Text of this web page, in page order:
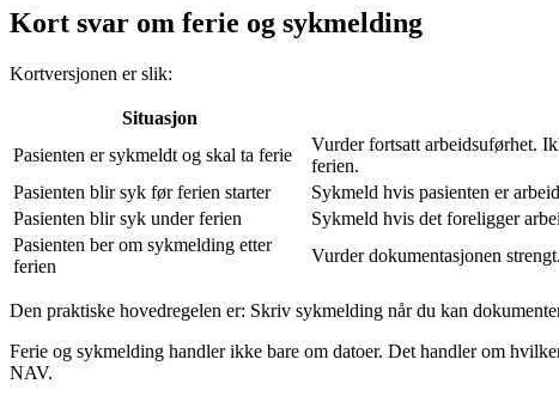
Kort svar om ferie og sykmelding
Kortversjonen er slik:
Situasjon
Pasienten er sykmeldt og skal ta ferie
Vurder fortsatt arbeidsuførhet.
ferien.
Pasienten blir syk før ferien starter
Sykmeld hvis pasienten er
Pasienten blir syk under ferien
Sykmeld hvis det foreligger
Pasienten ber om sykmelding etter
ferien
Vurder dokumentasjonen
Den praktiske hovedregelen er: Skriv sykmelding når du kan
Ferie og sykmelding handler ikke bare om datoer. Det handler om
NAV.